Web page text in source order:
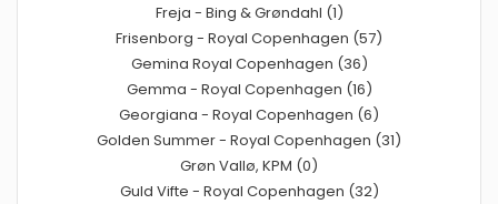
Freja - Bing & Grøndahl (1)
Frisenborg - Royal Copenhagen (57)
Gemina Royal Copenhagen (36)
Gemma - Royal Copenhagen (16)
Georgiana - Royal Copenhagen (6)
Golden Summer - Royal Copenhagen (31)
Grøn Vallø, KPM (0)
Guld Vifte - Royal Copenhagen (32)